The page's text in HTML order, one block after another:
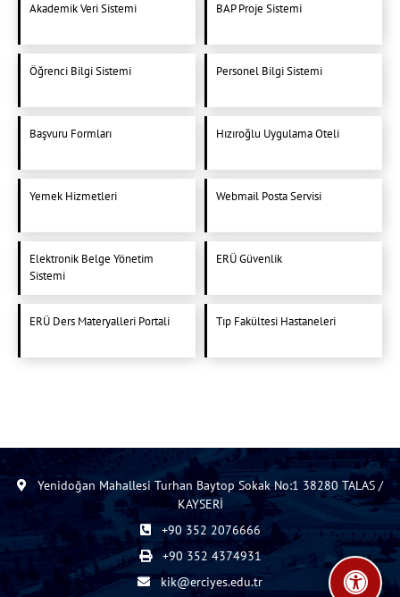
Akademik Veri Sistemi BAP Proje Sistemi
Öğrenci Bilgi Sistemi Personel Bilgi Sistemi
Başvuru Formları Hızıroğlu Uygulama Oteli
Yemek Hizmetleri Webmail Posta Servisi
Elektronik Belge Yönetim
Sistemi
ERÜ Güvenlik
ERÜ Ders Materyalleri Portali Tıp Fakültesi Hastaneleri
Yenidoğan Mahallesi Turhan Baytop Sokak No:1 38280 TALAS /
KAYSERİ
+90 352 2076666
+90 352 4374931
kik@erciyes.edu.tr